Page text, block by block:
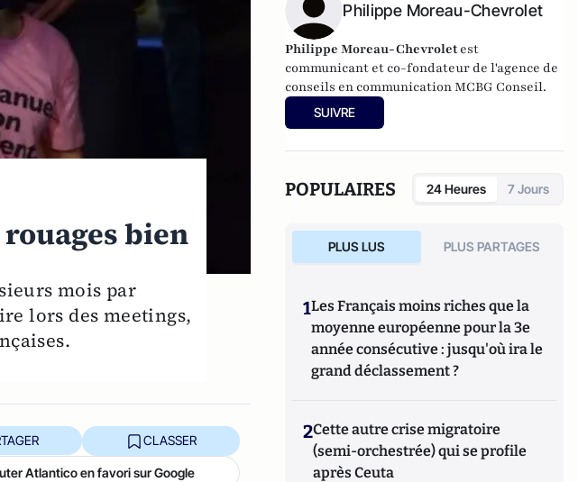
bien
mois par
lors des meetings,
CLASSER
Atlantico en favori sur Google
Philippe Moreau-Chevrolet
Philippe Moreau-Chevroletest
communicant et co-fondateur de l'agence de
conseils en communicationMCBG Conseil.
SUIVRE
POPULAIRES 24 Heures 7 Jours
PLUS LUS PLUS PARTAGES
1Les Français moins riches que la
moyenne européenne pour la 3e
année consécutive : jusqu'où ira le
grand déclassement ?
2Cette autre crise migratoire
(semi-orchestrée) qui se profile
après Ceuta